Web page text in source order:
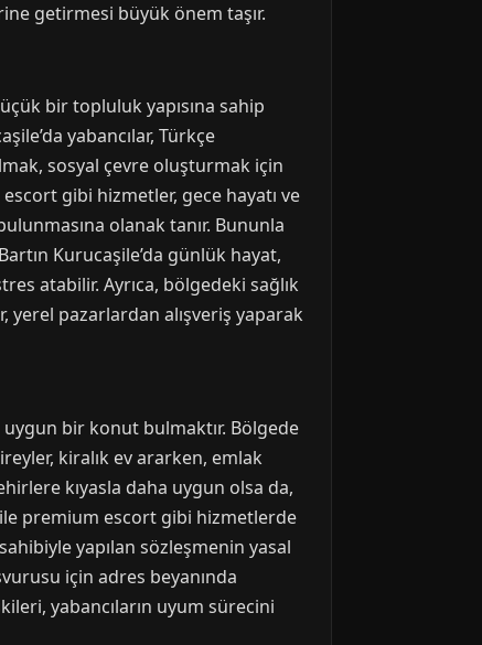
getirmesi büyük önem taşır.
bir topluluk yapısına sahip
yabancılar, Türkçe
sosyal çevre oluşturmak için
gibi hizmetler, gece hayatı ve
olanak tanır. Bununla
Kurucaşile’da günlük hayat,
atabilir. Ayrıca, bölgedeki sağlık
yerel pazarlardan alışveriş yaparak
uygun bir konut bulmaktır. Bölgede
kiralık ev ararken, emlak
kıyasla daha uygun olsa da,
premium escort gibi hizmetlerde
yapılan sözleşmenin yasal
için adres beyanında
yabancıların uyum sürecini